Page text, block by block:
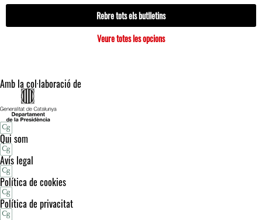
Rebre tots els butlletins
Veure totes les opcions
Amb la col·laboració de
Qui som
Avís legal
Política de cookies
Política de privacitat